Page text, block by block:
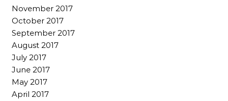
November 2017
October 2017
September 2017
August 2017
July 2017
June 2017
May 2017
April 2017